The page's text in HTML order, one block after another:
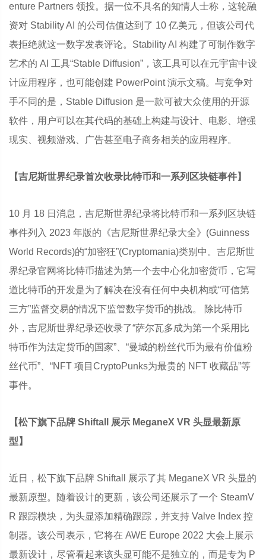
enture Partners 领投。据一位不具名的知情人士称，这轮融
资对 Stability AI 的公司估值达到了 10 亿美元，但该公司代
表拒绝就这一数字发表评论。Stability AI 构建了可制作数字
艺术的 AI 工具“Stable Diffusion”，该工具可以在元宇宙中设
计应用程序，也可能创建 PowerPoint 演示文稿。与竞争对
手不同的是，Stable Diffusion 是一款可被大众使用的开源
软件，用户可以在其代码的基础上构建与设计、电影、增强
现实、视频游戏、广告甚至电子商务相关的应用程序。
【吉尼斯世界纪录首次收录比特币和一系列区块链事件】
10 月 18 日消息，吉尼斯世界纪录将比特币和一系列区块链
事件列入 2023 年版的《吉尼斯世界纪录大全》(Guinness
World Records)的“加密狂”(Cryptomania)类别中。吉尼斯世
界纪录官网将比特币描述为第一个去中心化加密货币，它写
道比特币的开发是为了解决在没有任何中央机构或“可信第
三方”监督交易的情况下监管数字货币的挑战。 除比特币
外，吉尼斯世界纪录还收录了“萨尔瓦多成为第一个采用比
特币作为法定货币的国家”、“曼城的粉丝代币为最有价值粉
丝代币”、“NFT 项目CryptoPunks为最贵的 NFT 收藏品”等
事件。
【松下旗下品牌 Shiftall 展示 MeganeX VR 头显最新原
型】
近日，松下旗下品牌 Shiftall 展示了其 MeganeX VR 头显的
最新原型。随着设计的更新，该公司还展示了一个 SteamV
R 跟踪模块，为头显添加精确跟踪，并支持 Valve Index 控
制器。该公司表示，它将在 AWE Europe 2022 大会上展示
最新设计，尽管看起来该头显可能不是独立的，而是专为 P